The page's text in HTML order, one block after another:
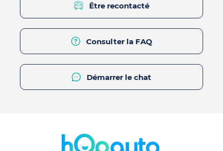
Être recontacté
Consulter la FAQ
Démarrer le chat